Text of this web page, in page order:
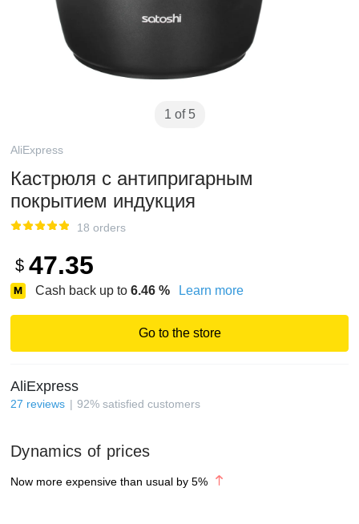
1 of 5
AliExpress
Кастрюля с антипригарным
покрытием индукция
18 orders
$ 47.35
Cash back up to 6.46 % Learn more
Go to the store
AliExpress
27 reviews 92% satisfied customers
Dynamics of prices
Now more expensive than usual by 5%